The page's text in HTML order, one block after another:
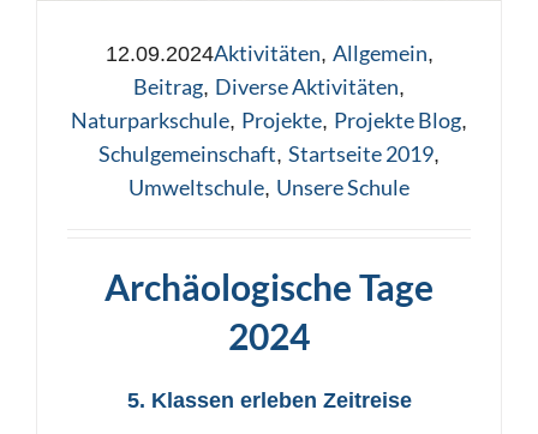
12.09.2024Aktivitäten, Allgemein,
Beitrag, Diverse Aktivitäten,
Naturparkschule, Projekte, Projekte Blog,
Schulgemeinschaft, Startseite 2019,
Umweltschule, Unsere Schule
Archäologische Tage
2024
5. Klassen erleben Zeitreise